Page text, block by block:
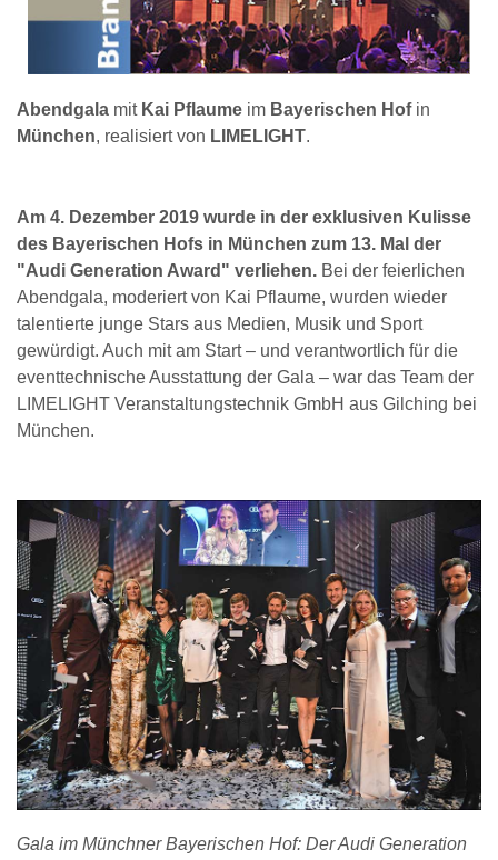
Abendgala mit Kai Pflaume im Bayerischen Hofin
München, realisiert von LIMELIGHT.
Am 4. Dezember 2019 wurde in der exklusiven Kulisse
des Bayerischen Hofs in München zum 13. Mal der
"Audi Generation Award" verliehen. Bei der feierlichen
Abendgala, moderiert von Kai Pflaume, wurden wieder
talentierte junge Stars aus Medien, Musik und Sport
gewürdigt. Auch mit am Start – und verantwortlich für die
eventtechnische Ausstattung der Gala – war das Team der
LIMELIGHT Veranstaltungstechnik GmbH aus Gilching bei
München.
Gala im Münchner Bayerischen Hof: Der Audi Generation